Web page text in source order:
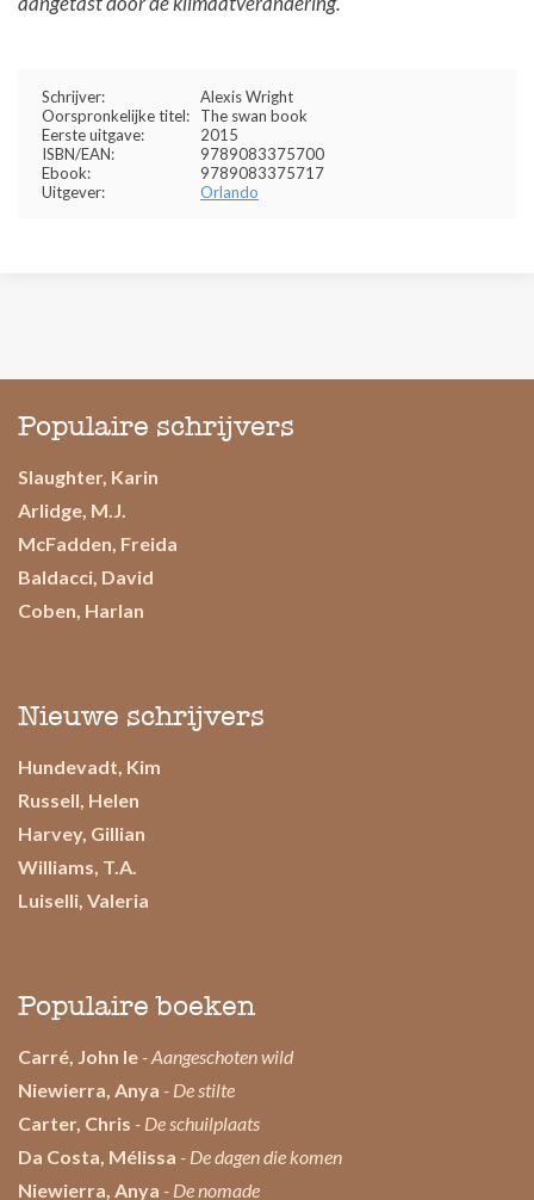
Schrijver:
Alexis Wright
Oorspronkelijke titel:
The swan book
Eerste uitgave:
2015
ISBN/EAN:
9789083375700
Ebook:
9789083375717
Uitgever:
Orlando
Populaire schrijvers
Slaughter, Karin
Arlidge, M.J.
McFadden, Freida
Baldacci, David
Coben, Harlan
Nieuwe schrijvers
Hundevadt, Kim
Russell, Helen
Harvey, Gillian
Williams, T.A.
Luiselli, Valeria
Populaire boeken
Carré, John le - Aangeschoten wild
Niewierra, Anya - De stilte
Carter, Chris - De schuilplaats
Da Costa, Mélissa - De dagen die komen
Niewierra, Anya - De nomade